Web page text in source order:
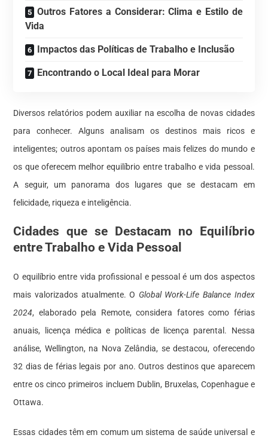
Outros Fatores a Considerar: Clima e Estilo de
Vida
Impactos das Políticas de Trabalho e Inclusão
Encontrando o Local Ideal para Morar
Diversos relatórios podem auxiliar na escolha de novas cidades
para conhecer. Alguns analisam os destinos mais ricos e
inteligentes; outros apontam os países mais felizes do mundo e
os que oferecem melhor equilíbrio entre trabalho e vida pessoal.
A seguir, um panorama dos lugares que se destacam em
felicidade, riqueza e inteligência.
Cidades que se Destacam no Equilíbrio
entre Trabalho e Vida Pessoal
O equilíbrio entre vida profissional e pessoal é um dos aspectos
mais valorizados atualmente. O Global Work-Life Balance Index
2024, elaborado pela Remote, considera fatores como férias
anuais, licença médica e políticas de licença parental. Nessa
análise, Wellington, na Nova Zelândia, se destacou, oferecendo
32 dias de férias legais por ano. Outros destinos que aparecem
entre os cinco primeiros incluem Dublin, Bruxelas, Copenhague e
Ottawa.
Essas cidades têm em comum um sistema de saúde universal e